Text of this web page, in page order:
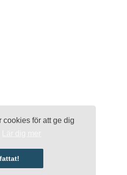
cookies för att ge dig